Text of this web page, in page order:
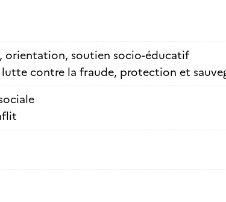
orientation, soutien socio-éducatif
contre la fraude, protection et